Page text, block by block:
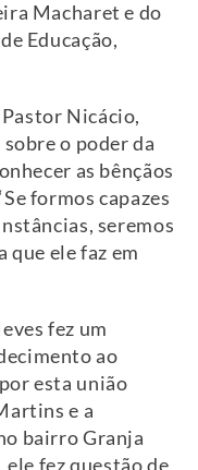
Macharet e do
Educação,
Nicácio,
o poder da
as bênçãos
Se formos capazes
seremos
que ele faz em
fez um
ao
esta união
e a
bairro Granja